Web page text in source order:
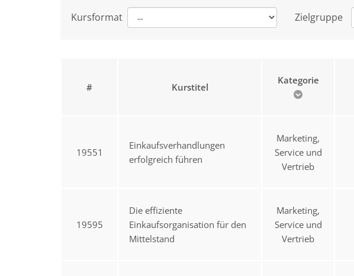
Kursformat Zielgruppe
# Kurstitel
Kategorie
19551
Einkaufsverhandlungen
erfolgreich führen
Marketing,
Service und
Vertrieb
19595
Die effiziente
Einkaufsorganisation für den
Mittelstand
Marketing,
Service und
Vertrieb